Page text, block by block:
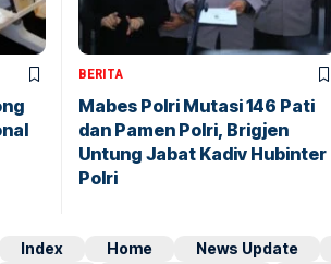
BERITA
Mabes Polri Mutasi 146 Pati
dan Pamen Polri, Brigjen
Untung Jabat Kadiv Hubinter
Polri
Index Home News Update